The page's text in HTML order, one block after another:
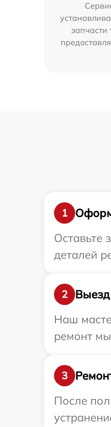
запчасти
1
Оставьте
деталей
2
Наш
ремонт
3
После